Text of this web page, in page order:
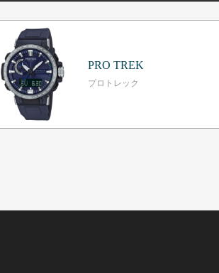
PRO TREK
プロトレック